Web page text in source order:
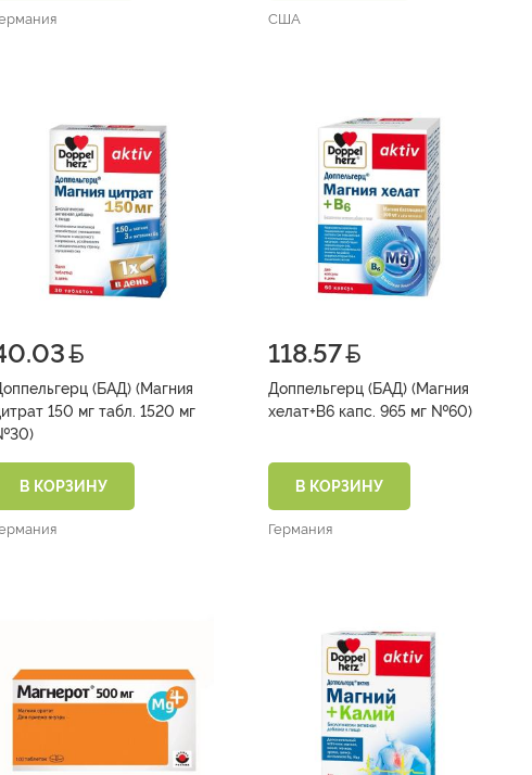
США
(БАД) (Магния
150 мг табл. 1520 мг
В КОРЗИНУ
118.57
Доппельгерц (БАД) (Магния
хелат+В6 капс. 965 мг №60)
В КОРЗИНУ
Германия